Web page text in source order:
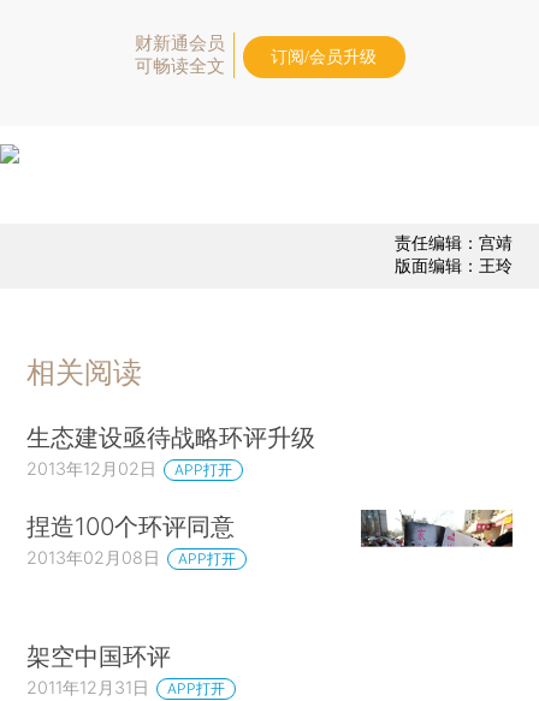
财新通会员
可畅读全文
订阅/会员升级
责任编辑：宫靖
版面编辑：王玲
相关阅读
生态建设亟待战略环评升级
2013年12月02日 APP打开
捏造100个环评同意
2013年02月08日 APP打开
架空中国环评
2011年12月31日 APP打开